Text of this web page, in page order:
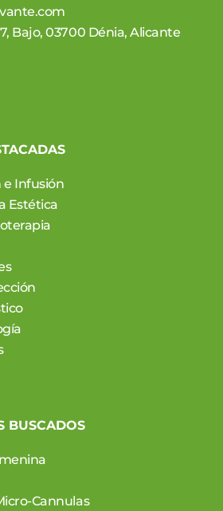
Bajo, 03700 Dénia, Alicante
e Infusión
Estética
BUSCADOS
Cannulas